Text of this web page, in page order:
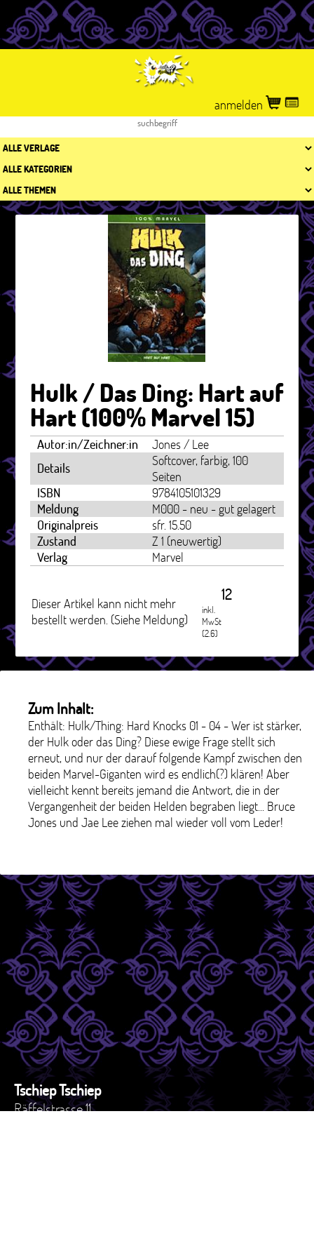
anmelden
Hulk / Das Ding: Hart auf
Hart (100% Marvel 15)
Autor:in/Zeichner:in
Jones / Lee
Details
Softcover, farbig, 100
Seiten
ISBN
9784105101329
Meldung
M000 - neu - gut gelagert
Originalpreis
sfr. 15.50
Zustand
Z 1 (neuwertig)
Verlag
Marvel
Dieser Artikel kann nicht mehr
bestellt werden. (Siehe Meldung)
12
inkl.
MwSt
(2.6)
Zum Inhalt:
Enthält: Hulk/Thing: Hard Knocks 01 - 04 - Wer ist stärker,
der Hulk oder das Ding? Diese ewige Frage stellt sich
erneut, und nur der darauf folgende Kampf zwischen den
beiden Marvel-Giganten wird es endlich(?) klären! Aber
vielleicht kennt bereits jemand die Antwort, die in der
Vergangenheit der beiden Helden begraben liegt... Bruce
Jones und Jae Lee ziehen mal wieder voll vom Leder!
Tschiep Tschiep
Räffelstrasse 11